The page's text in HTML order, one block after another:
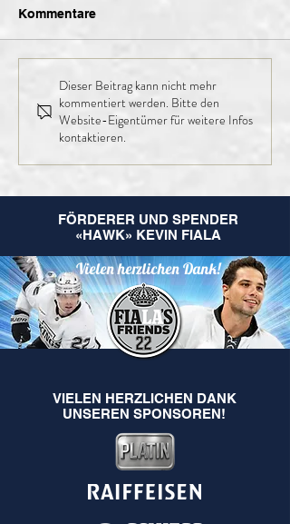
Finales Kader der 1.
Mannschaft für die
kommende Saison
Kommentare
Dieser Beitrag kann nicht mehr
kommentiert werden. Bitte den
Website-Eigentümer für weitere Infos
kontaktieren.
FÖRDERER UND SPENDER
«HAWK» KEVIN FIALA
Vielen herzlichen Dank!
VIELEN HERZLICHEN DANK
UNSEREN SPONSOREN!